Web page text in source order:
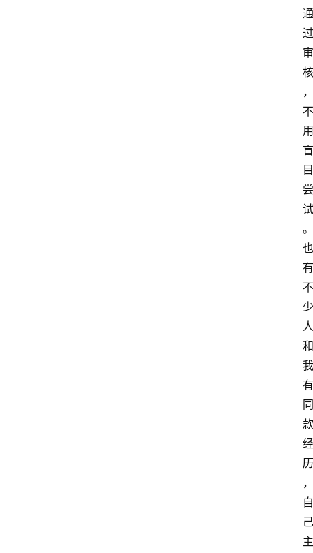
通
过
审
核
，
不
用
盲
目
尝
试
。
也
有
不
少
人
和
我
有
同
款
经
历
，
自
己
主